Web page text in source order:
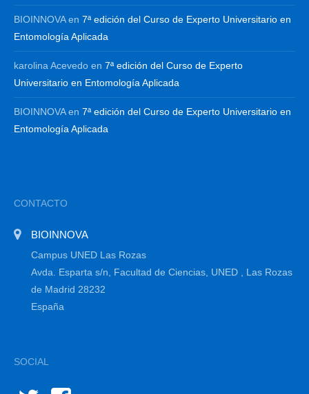
BIOINNOVAen 7ª edición del Curso de Experto Universitario en
Entomología Aplicada
karolina Acevedo en 7ª edición del Curso de Experto
Universitario en Entomología Aplicada
BIOINNOVAen 7ª edición del Curso de Experto Universitario en
Entomología Aplicada
CONTACTO
BIOINNOVA
Campus UNED Las Rozas
Avda. Esparta s/n, Facultad de Ciencias, UNED , Las Rozas
de Madrid 28232
España
SOCIAL